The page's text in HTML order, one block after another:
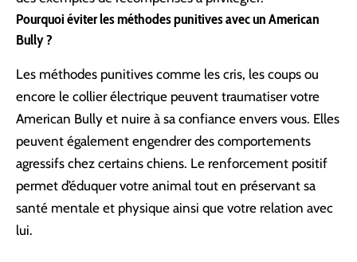
Pourquoi éviter les méthodes punitives avec un American
Bully ?
Les méthodes punitives comme les cris, les coups ou
encore le collier électrique peuvent traumatiser votre
American Bully et nuire à sa confiance envers vous. Elles
peuvent également engendrer des comportements
agressifs chez certains chiens. Le renforcement positif
permet d’éduquer votre animal tout en préservant sa
santé mentale et physique ainsi que votre relation avec
lui.